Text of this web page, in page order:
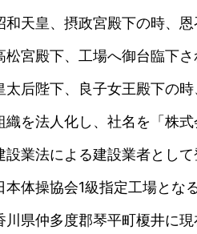
和天皇、摂政宮殿下の時、
松宮殿下、工場へ御台臨下さ
太后陛下、良子女王殿下の
織を法人化し、社名を「株
設業法による建設業者とし
本体操協会1級指定工場とな
川県仲多度郡琴平町榎井に